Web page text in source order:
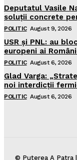
Deputatul Vasile
soluții concrete
POLITIC August 9, 2026
USR și PNL: au
europeni ai
POLITIC August 6, 2026
Glad Varga:
noi interdicții
POLITIC August 6, 2026
© Puterea A Patra